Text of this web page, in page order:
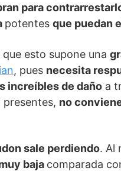
para
potentes que puedan
que esto supone una
, pues necesita
increíbles de daño a
presentes, no
sale perdiendo. Al
baja comparada